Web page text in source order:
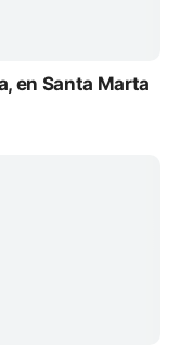
en Santa Marta